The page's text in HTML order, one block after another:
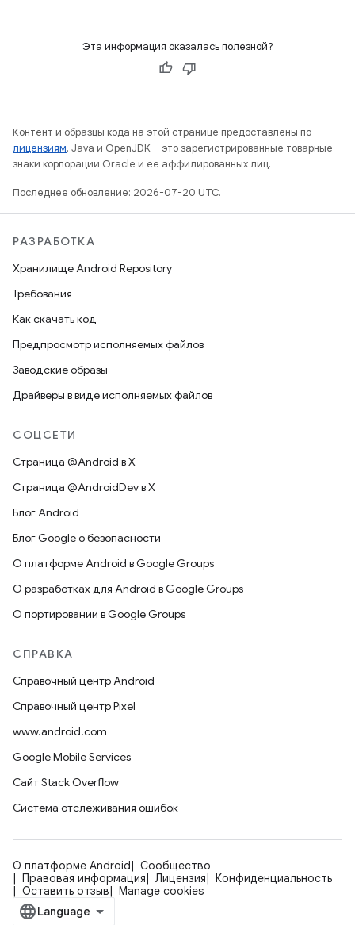
Эта информация оказалась полезной?
Контент и образцы кода на этой странице предоставлены по
лицензиям. Java и OpenJDK – это зарегистрированные товарные
знаки корпорации Oracle и ее аффилированных лиц.
Последнее обновление: 2026-07-20 UTC.
РАЗРАБОТКА
Хранилище Android Repository
Требования
Как скачать код
Предпросмотр исполняемых файлов
Заводские образы
Драйверы в виде исполняемых файлов
СОЦСЕТИ
Страница @Android в X
Страница @AndroidDev в X
Блог Android
Блог Google о безопасности
О платформе Android в Google Groups
О разработках для Android в Google Groups
О портировании в Google Groups
СПРАВКА
Справочный центр Android
Справочный центр Pixel
www.android.com
Google Mobile Services
Сайт Stack Overflow
Система отслеживания ошибок
О платформе Android
Сообщество
Правовая информация
Лицензия
Конфиденциальность
Оставить отзыв
Manage cookies